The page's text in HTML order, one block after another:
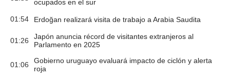
ocupados en el sur
01:54 Erdoğan realizará visita de trabajo a Arabia Saudita
01:26
Japón anuncia récord de visitantes extranjeros al
Parlamento en 2025
01:06
Gobierno uruguayo evaluará impacto de ciclón y alerta
roja